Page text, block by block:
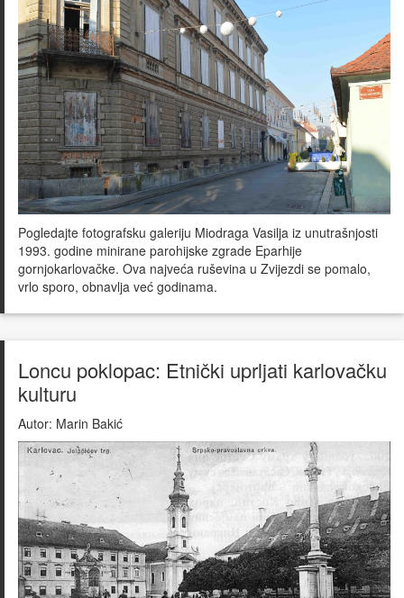
Pogledajte fotografsku galeriju Miodraga Vasilja iz unutrašnjosti
1993. godine minirane parohijske zgrade Eparhije
gornjokarlovačke. Ova najveća ruševina u Zvijezdi se pomalo,
vrlo sporo, obnavlja već godinama.
Loncu poklopac: Etnički uprljati karlovačku
kulturu
Autor: Marin Bakić